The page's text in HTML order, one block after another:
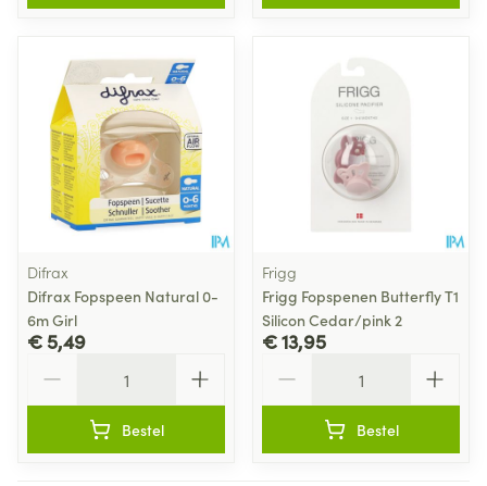
Difrax
Difrax Fopspeen Natural 0-
6m Girl
€ 5,49
Bestel
Frigg
Frigg Fopspenen Butterfly T1
Silicon Cedar/pink 2
€ 13,95
Bestel